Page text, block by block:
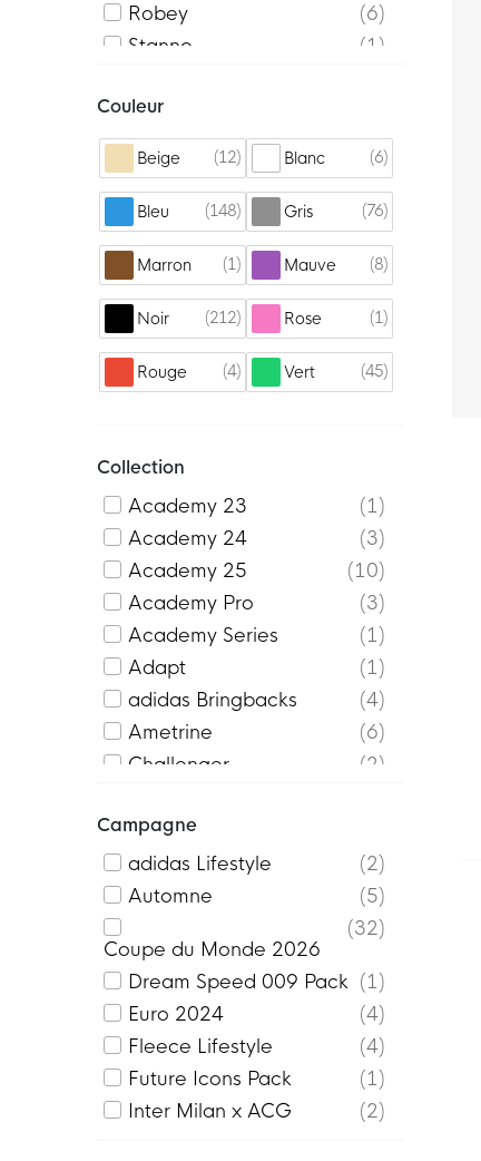
Robey
6
Stanno
1
Uhlsport
Under Armour
31
Couleur
Beige 12 Blanc 6
Bleu 148 Gris 76
Marron 1 Mauve 8
Noir 212 Rose 1
Rouge 4 Vert 45
Collection
Academy 23
1
Academy 24
3
Academy 25
10
Academy Pro
3
Academy Series
1
Adapt
1
adidas Bringbacks
4
Ametrine
6
Challenger
2
Club Fleece
Coldgear
1
Entrada 22
8
1
Flex
Gardien
2
Icon
6
Icons
6
Ignite
5
King
1
Campagne
adidas Lifestyle
2
Automne
5
Coupe du Monde 2026
32
Dream Speed 009 Pack
1
Euro 2024
4
Fleece Lifestyle
4
Future Icons Pack
1
Inter Milan x ACG
2